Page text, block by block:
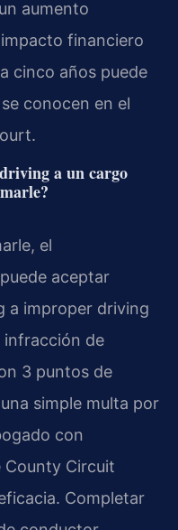
aumento
financiero
cinco años puede
conocen en el
a un cargo
el
aceptar
a improper driving
infracción de
3 puntos de
simple multa por
con
County Circuit
Completar